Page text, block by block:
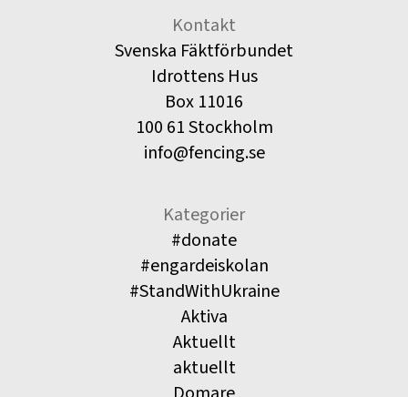
Kontakt
Svenska Fäktförbundet
Idrottens Hus
Box 11016
100 61 Stockholm
info@fencing.se
Kategorier
#donate
#engardeiskolan
#StandWithUkraine
Aktiva
Aktuellt
aktuellt